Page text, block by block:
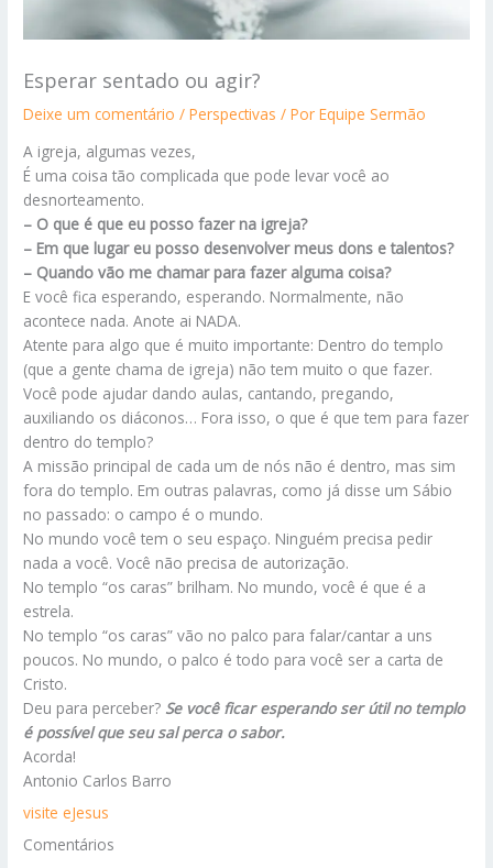
Esperar sentado ou agir?
Deixe um comentário /Perspectivas / PorEquipe Sermão
A igreja, algumas vezes,
É uma coisa tão complicada que pode levar você ao
desnorteamento.
– O que é que eu posso fazer na igreja?
– Em que lugar eu posso desenvolver meus dons e talentos?
– Quando vão me chamar para fazer alguma coisa?
E você fica esperando, esperando. Normalmente, não
acontece nada. Anote ai NADA.
Atente para algo que é muito importante: Dentro do templo
(que a gente chama de igreja) não tem muito o que fazer.
Você pode ajudar dando aulas, cantando, pregando,
auxiliando os diáconos… Fora isso, o que é que tem para fazer
dentro do templo?
A missão principal de cada um de nós não é dentro, mas sim
fora do templo. Em outras palavras, como já disse um Sábio
no passado: o campo é o mundo.
No mundo você tem o seu espaço. Ninguém precisa pedir
nada a você. Você não precisa de autorização.
No templo “os caras” brilham. No mundo, você é que é a
estrela.
No templo “os caras” vão no palco para falar/cantar a uns
poucos. No mundo, o palco é todo para você ser a carta de
Cristo.
Deu para perceber? Se você ficar esperando ser útil no templo
é possível que seu sal perca o sabor.
Acorda!
Antonio Carlos Barro
visite eJesus
Comentários